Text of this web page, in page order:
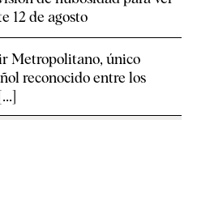
12 de agosto
Metropolitano, único
reconocido entre los